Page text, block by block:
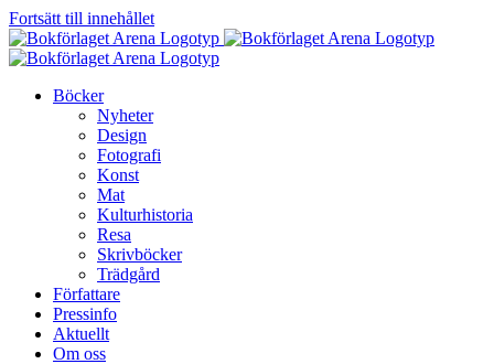
Fortsätt till innehållet
Böcker
Nyheter
Design
Fotografi
Konst
Mat
Kulturhistoria
Resa
Skrivböcker
Trädgård
Författare
Pressinfo
Aktuellt
Om oss